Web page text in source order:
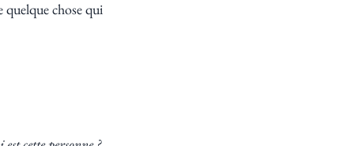
chose qui